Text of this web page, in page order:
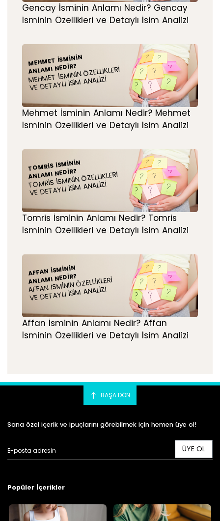
Gencay İsminin Anlamı Nedir? Gencay
İsminin Özellikleri ve Detaylı İsim Analizi
MEHMET İSMININ
ANLAMI NEDIR?
MEHMET İSMININ ÖZELLIKLERI
VE DETAYLI İSIM ANALIZI
Mehmet İsminin Anlamı Nedir? Mehmet
İsminin Özellikleri ve Detaylı İsim Analizi
TOMRIS İSMININ
ANLAMI NEDIR?
TOMRIS İSMININ ÖZELLIKLERI
VE DETAYLI İSIM ANALIZI
Tomris İsminin Anlamı Nedir? Tomris
İsminin Özellikleri ve Detaylı İsim Analizi
AFFAN İSMININ
ANLAMI NEDIR?
AFFAN İSMININ ÖZELLIKLERI
VE DETAYLI İSIM ANALIZI
Affan İsminin Anlamı Nedir? Affan
İsminin Özellikleri ve Detaylı İsim Analizi
BAŞA DÖN
Sana özel içerik ve ipuçlarını görebilmek için hemen üye ol!
ÜYE OL
Popüler İçerikler